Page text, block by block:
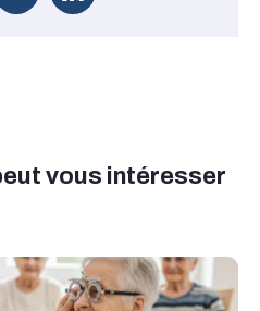
sur Facebook
Partager sur Twitter
Partager sur Linkedin
vous intéresser